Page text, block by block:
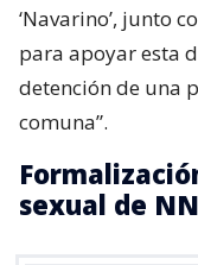
‘Navarino’, junto
para apoyar esta
detención de una
comuna”.
sexual de